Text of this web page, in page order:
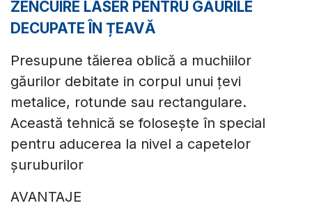
ZENCUIRE LASER PENTRU GĂURILE
DECUPATE ÎN ȚEAVĂ
Presupune tăierea oblică a muchiilor
găurilor debitate in corpul unui țevi
metalice, rotunde sau rectangulare.
Această tehnică se folosește în special
pentru aducerea la nivel a capetelor
șuruburilor
AVANTAJE